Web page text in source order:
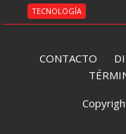
TECNOLOGÍA
CONTACTO